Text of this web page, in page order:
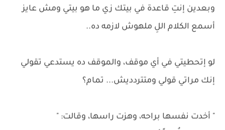
وبعدين إنتِ قاعدة في بيتك زي ما هو بيتي ومش عايز
أسمع الكلام اللِ ملهوش لازمه ده..
لو إتحطيتي في أي موقف، والموقف ده يستدعي تقولي
إنك مراتي قولي ومتتردديش... تمام؟
" أخدت نفسها براحه، وهزت راسها، وقالت: "